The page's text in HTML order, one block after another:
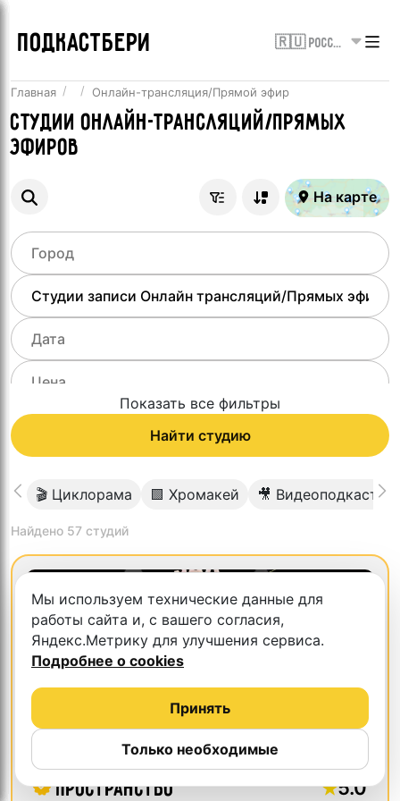
ПОДКАСТБЕРИ 🇷🇺 Россия
Главная Онлайн-трансляция/Прямой эфир
Студии онлайн-трансляций/Прямых
эфиров
На карте
Показать все фильтры
Найти студию
🎬 Циклорама 🟩 Хромакей 🎥 Видеоподкаст
Найдено 57 студий
Пространство 5.0
Мы используем технические данные для
работы сайта и, с вашего согласия,
Яндекс.Метрику для улучшения сервиса.
Подробнее о cookies
Только необходимые
Принять